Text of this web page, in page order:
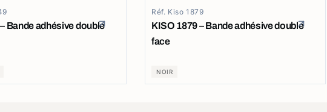
Bande adhésive double
Réf. Kiso 1879
KISO 1879 – Bande adhésive double
face
NOIR